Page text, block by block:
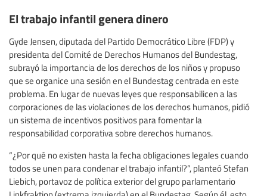
El trabajo infantil genera dinero
Gyde Jensen, diputada del Partido Democrático Libre (FDP) y
presidenta del Comité de Derechos Humanos del Bundestag,
subrayó la importancia de los derechos de los niños y propuso
que se organice una sesión en el Bundestag centrada en este
problema. En lugar de nuevas leyes que responsabilicen a las
corporaciones de las violaciones de los derechos humanos, pidió
un sistema de incentivos positivos para fomentar la
responsabilidad corporativa sobre derechos humanos.
“¿Por qué no existen hasta la fecha obligaciones legales cuando
todos se unen para condenar el trabajo infantil?”, planteó Stefan
Liebich, portavoz de política exterior del grupo parlamentario